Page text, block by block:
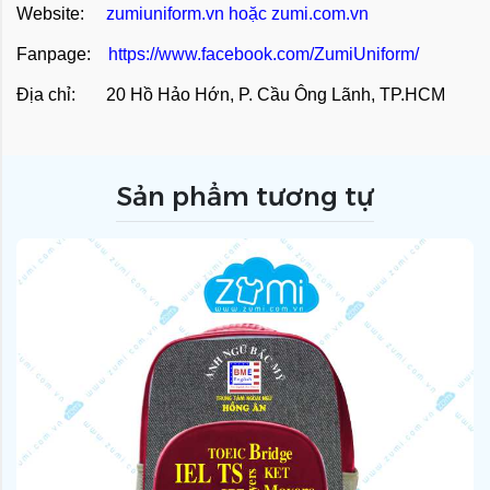
Website: zumiuniform.vn hoặc zumi.com.vn
Fanpage: https://www.facebook.com/ZumiUniform/
Địa chỉ: 20 Hồ Hảo Hớn, P. Cầu Ông Lãnh, TP.HCM
Sản phẩm tương tự